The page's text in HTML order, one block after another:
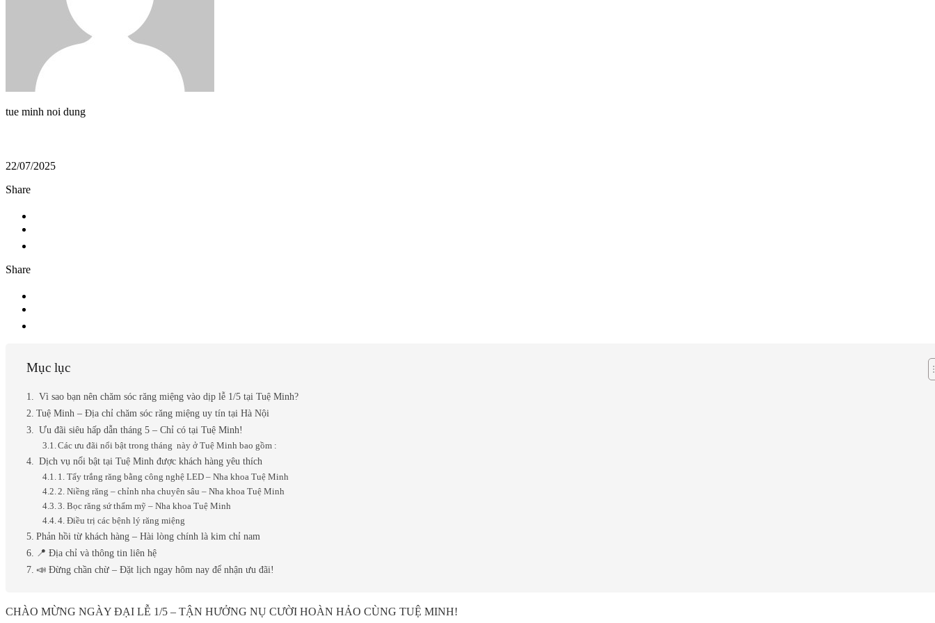
tue minh noi dung
22/07/2025
Share
Share
Mục lục
Vì sao bạn nên chăm sóc răng miệng vào dịp lễ 1/5 tại Tuệ Minh?
Tuệ Minh – Địa chỉ chăm sóc răng miệng uy tín tại Hà Nội
Ưu đãi siêu hấp dẫn tháng 5 – Chỉ có tại Tuệ Minh!
Các ưu đãi nổi bật trong tháng này ở Tuệ Minh bao gồm :
Dịch vụ nổi bật tại Tuệ Minh được khách hàng yêu thích
1. Tẩy trắng răng bằng công nghệ LED – Nha khoa Tuệ Minh
2. Niềng răng – chỉnh nha chuyên sâu – Nha khoa Tuệ Minh
3. Bọc răng sứ thẩm mỹ – Nha khoa Tuệ Minh
4. Điều trị các bệnh lý răng miệng
Phản hồi từ khách hàng – Hài lòng chính là kim chỉ nam
📍 Địa chỉ và thông tin liên hệ
📣 Đừng chần chừ – Đặt lịch ngay hôm nay để nhận ưu đãi!
CHÀO MỪNG NGÀY ĐẠI LỄ 1/5 – TẬN HƯỞNG NỤ CƯỜI HOÀN HẢO CÙNG TUỆ MINH!